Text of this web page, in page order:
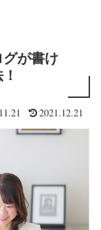
グが書け
2021.12.21